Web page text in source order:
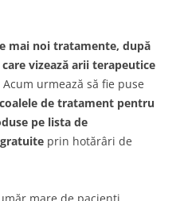
mai noi tratamente, după
vizează arii terapeutice
Acum urmează să fie puse
de tratament pentru
pe lista de
prin hotărâri de